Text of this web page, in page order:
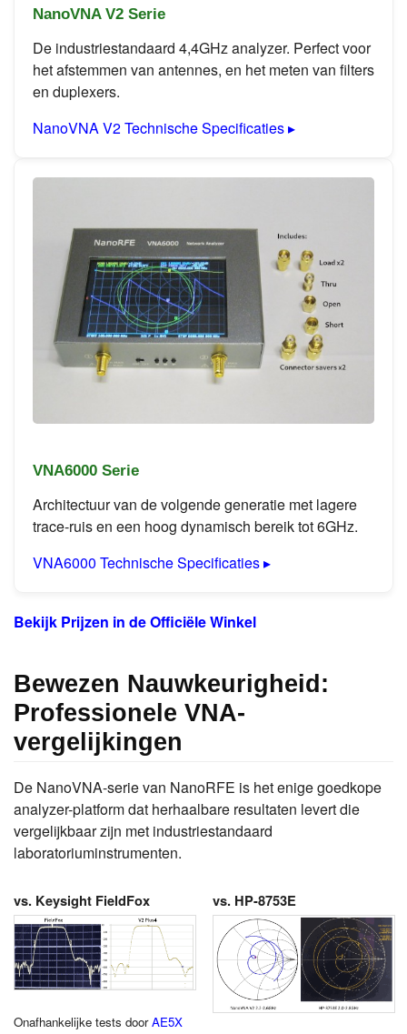
NanoVNA V2 Serie
De industriestandaard 4,4GHz analyzer. Perfect voor
het afstemmen van antennes, en het meten van filters
en duplexers.
NanoVNA V2 Technische Specificaties ▸
VNA6000 Serie
Architectuur van de volgende generatie met lagere
trace-ruis en een hoog dynamisch bereik tot 6GHz.
VNA6000 Technische Specificaties ▸
Bekijk Prijzen in de Officiële Winkel
Bewezen Nauwkeurigheid:
Professionele VNA-
vergelijkingen
De NanoVNA-serie van NanoRFE is het enige goedkope
analyzer-platform dat herhaalbare resultaten levert die
vergelijkbaar zijn met industriestandaard
laboratoriuminstrumenten.
vs. Keysight FieldFox
Onafhankelijke tests doorAE5X
vs. HP-8753E